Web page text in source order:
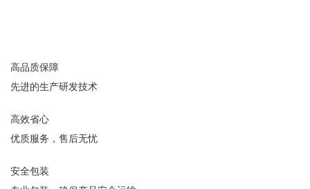
高品质保障
先进的生产研发技术
高效省心
优质服务，售后无忧
安全包装